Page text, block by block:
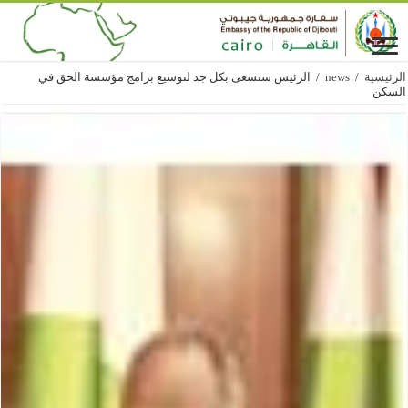
الرئيسية /
news
/ الرئيس سنسعى بكل جد لتوسيع برامج مؤسسة الحق في
السكن